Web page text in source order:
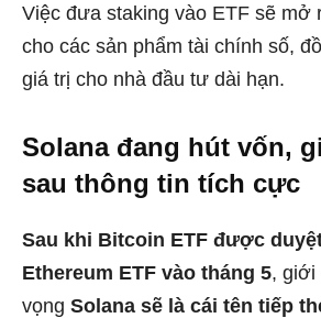
Việc đưa staking vào ETF sẽ mở
cho các sản phẩm tài chính số,
giá trị cho nhà đầu tư dài hạn.
Solana đang hút vốn,
sau thông tin tích cực
Sau khi Bitcoin ETF được
Ethereum ETF vào tháng 5, giới
vọng Solana sẽ là cái tên tiếp